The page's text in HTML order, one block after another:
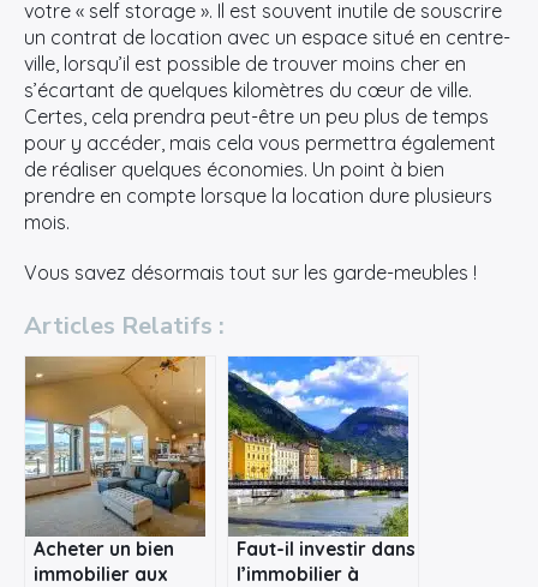
votre « self storage ». Il est souvent inutile de souscrire
un contrat de location avec un espace situé en centre-
ville, lorsqu’il est possible de trouver moins cher en
s’écartant de quelques kilomètres du cœur de ville.
Certes, cela prendra peut-être un peu plus de temps
pour y accéder, mais cela vous permettra également
de réaliser quelques économies. Un point à bien
prendre en compte lorsque la location dure plusieurs
mois.
Vous savez désormais tout sur les garde-meubles !
Articles Relatifs :
Acheter un bien
immobilier aux
Faut-il investir dans
l’immobilier à